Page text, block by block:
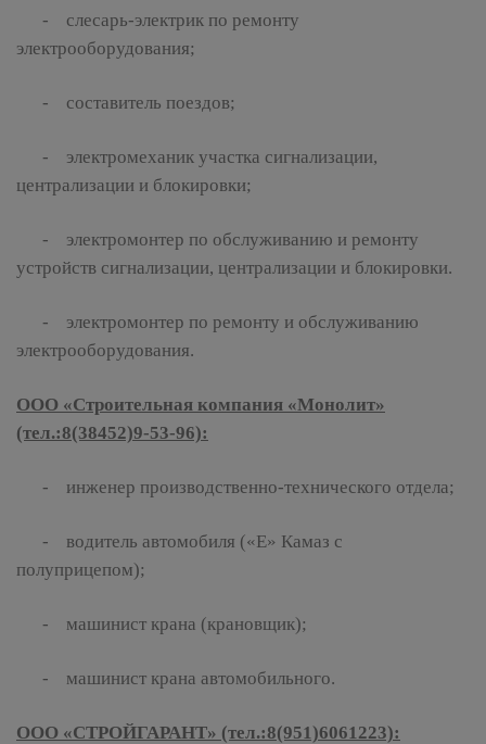
- слесарь-электрик по ремонту
электрооборудования;
- составитель поездов;
- электромеханик участка сигнализации,
централизации и блокировки;
- электромонтер по обслуживанию и ремонту
устройств сигнализации, централизации и блокировки.
- электромонтер по ремонту и обслуживанию
электрооборудования.
ООО «Строительная компания «Монолит»
(тел.:8(38452)9-53-96):
- инженер производственно-технического отдела;
- водитель автомобиля («Е» Камаз с
полуприцепом);
- машинист крана (крановщик);
- машинист крана автомобильного.
ООО «СТРОЙГАРАНТ» (тел.:8(951)6061223):